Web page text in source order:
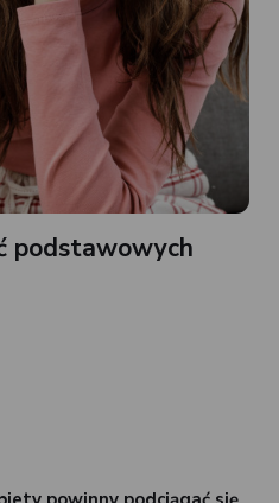
podstawowych